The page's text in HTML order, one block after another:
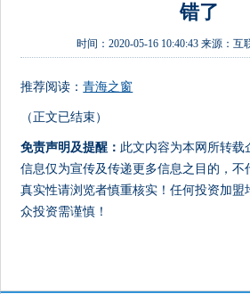
错了
时间：2020-05-16 10:40:43 来源：互
推荐阅读：青海之窗
（正文已结束）
免责声明及提醒： 此文内容为本网所转
信息仅为宣传及传递更多信息之目的，不
真实性请浏览者慎重核实！任何投资加盟
众投资需谨慎！